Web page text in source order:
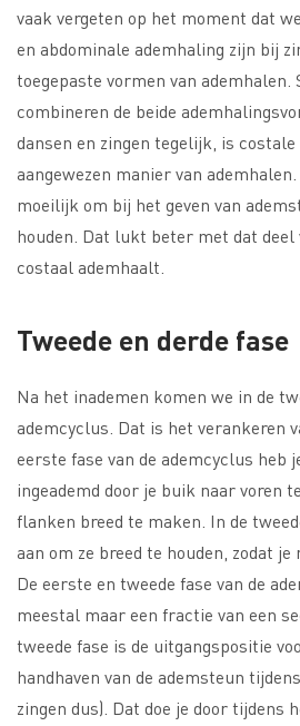
vaak vergeten op het moment dat
en abdominale ademhaling zijn bij
toegepaste vormen van ademhalen.
combineren de beide
dansen en zingen tegelijk, is costale
aangewezen manier van
moeilijk om bij het geven van
houden. Dat lukt beter met dat deel
costaal ademhaalt.
Tweede en derde fase
Na het inademen komen we in de
ademcyclus. Dat is het verankeren
eerste fase van de ademcyclus heb
ingeademd door je buik naar voren
flanken breed te maken. In de
aan om ze breed te houden, zodat
De eerste en tweede fase van de
meestal maar een fractie van een
tweede fase is de uitgangspositie
handhaven van de ademsteun
zingen dus). Dat doe je door tijdens